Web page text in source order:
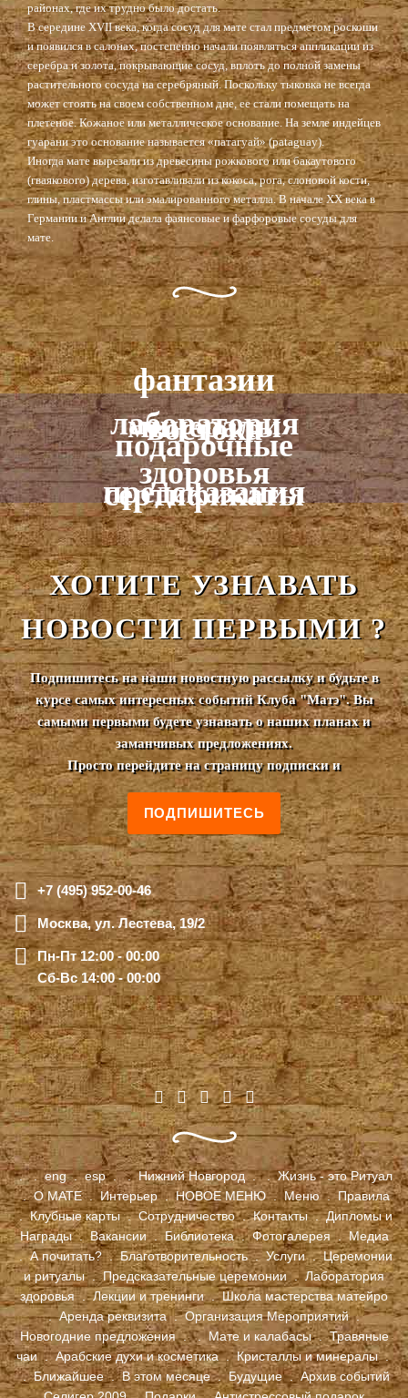
районах, где их трудно было достать.
В середине XVII века, когда сосуд для мате стал предметом роскоши
и появился в салонах, постепенно начали появляться аппликации из
серебра и золота, покрывающие сосуд, вплоть до полной замены
растительного сосуда на серебряный. Поскольку тыковка не всегда
может стоять на своем собственном дне, ее стали помещать на
плетеное. Кожаное или металлическое основание. На земле индейцев
гуарани это основание называется «патагуай» (pataguay).
Иногда мате вырезали из древесины рожкового или бакаутового
(гваякового) дерева, изготавливали из кокоса, рога, слоновой кости,
глины, пластмассы или эмалированного металла. В начале ХХ века в
Германии и Англии делала фаянсовые и фарфоровые сосуды для
мате.
фантазии
востока
минералы
лаборатория
здоровья
подарочные
сертификаты
предсказания
ХОТИТЕ УЗНАВАТЬ
НОВОСТИ ПЕРВЫМИ ?
Подпишитесь на наши новостную рассылку и будьте в
курсе самых интересных событий Клуба "Матэ". Вы
самыми первыми будете узнавать о наших планах и
заманчивых предложениях.
Просто перейдите на страницу подписки и
ПОДПИШИТЕСЬ
+7 (495) 952-00-46
Москва, ул. Лестева, 19/2
Пн-Пт 12:00 - 00:00
Сб-Вс 14:00 - 00:00
..eng.esp..Нижний Новгород..Жизнь - это Ритуал
.О МАТЕ.Интерьер.НОВОЕ МЕНЮ.Меню.Правила
.Клубные карты.Сотрудничество.Контакты.Дипломы и
Награды.Вакансии.Библиотека.Фотогалерея.Медиа
.А почитать?.Благотворительность.Услуги.Церемонии
и ритуалы.Предсказательные церемонии.Лаборатория
здоровья.Лекции и тренинги.Школа мастерства матейро
.Аренда реквизита.Организация Мероприятий.
Новогодние предложения.. Мате и калабасы.Травяные
чаи.Арабские духи и косметика.Кристаллы и минералы.
.Ближайшее.В этом месяце.Будущие.Архив событий